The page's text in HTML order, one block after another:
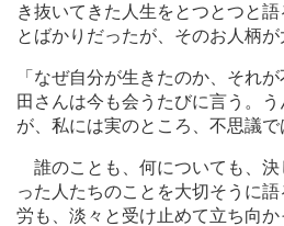
き抜いてきた人生をとつとつと
とばかりだったが、そのお人柄が
「なぜ自分が生きたのか、それ
田さんは今も会うたびに言う。う
が、私には実のところ、不思議で
誰のことも、何についても、決
った人たちのことを大切そうに
労も、淡々と受け止めて立ち向